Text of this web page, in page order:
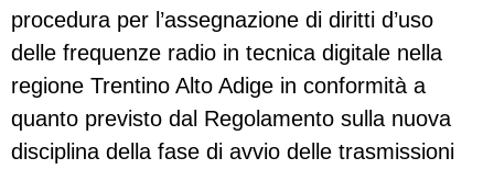
procedura per l’assegnazione di diritti d’uso
delle frequenze radio in tecnica digitale nella
regione Trentino Alto Adige in conformità a
quanto previsto dal Regolamento sulla nuova
disciplina della fase di avvio delle trasmissioni